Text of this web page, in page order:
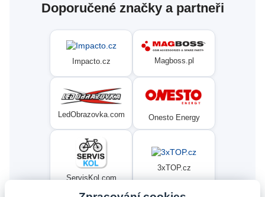
Doporučené značky a partneři
Impacto.cz Magboss.pl
LedObrazovka.com Onesto Energy
ServisKol.com
3xTOP.cz